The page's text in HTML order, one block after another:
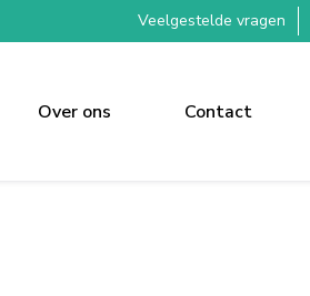
Veelgestelde vragen
Over ons Contact